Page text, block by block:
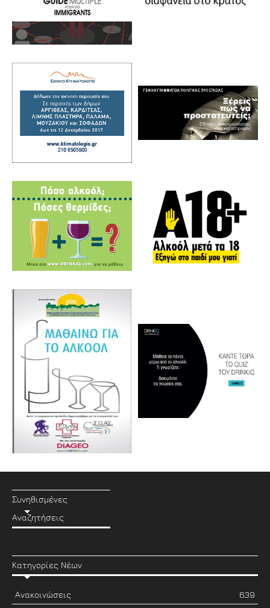
Συνηθισμένες
Αναζητήσεις
Κατηγορίες Νέων
Ανακοινώσεις 639